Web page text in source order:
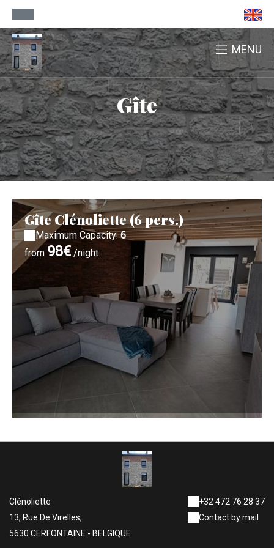
MENU
Gîte
Gîte Clénoliette (6 pers.)
Maximum Capacity:6
from 98€ /night
Clénoliette
13, Rue De Virelles,
5630 CERFONTAINE - BELGIQUE
+32 472 76 28 37
Contact by mail